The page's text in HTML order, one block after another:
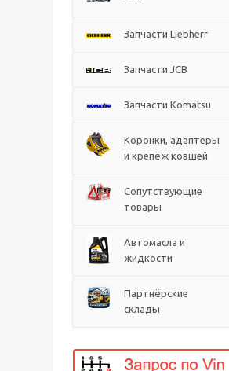
Запчасти Liebherr
Запчасти JCB
Запчасти Komatsu
Коронки, адаптеры
и крепёж ковшей
Сопутствующие
товары
Автомасла и
жидкости
Партнёрские
склады